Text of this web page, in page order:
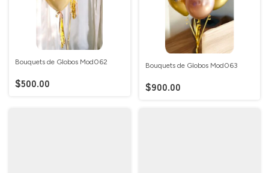
Bouquets de Globos Mod062
$500.00
Bouquets de Globos Mod063
$900.00